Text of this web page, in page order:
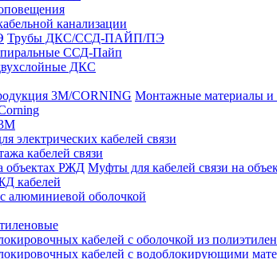
канализации
Трубы ДКС/ССД-ПАЙП/ПЭ
ССД-Пайп
ДКС
Монтажные материалы
электрических кабелей связи
кабелей связи
Муфты для кабелей связи на
кабелей
алюминиевой оболочкой
кабелей с оболочкой из
кабелей с водоблокирующими